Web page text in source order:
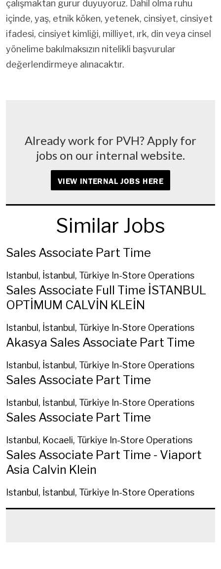
çalışmaktan gurur duyuyoruz. Dahil olma ruhu
içinde, yaş, etnik köken, yetenek, cinsiyet, cinsiyet
ifadesi, cinsiyet kimliği, milliyet, ırk, din veya cinsel
yönelime bakılmaksızın nitelikli başvurular
değerlendirmeye alınacaktır.
Already work for PVH? Apply for
jobs on our internal website.
VIEW INTERNAL JOBS HERE
Similar Jobs
Sales Associate Part Time
Istanbul, İstanbul, Türkiye In-Store Operations
Sales Associate Full Time İSTANBUL
OPTİMUM CALVİN KLEİN
Istanbul, İstanbul, Türkiye In-Store Operations
Akasya Sales Associate Part Time
Istanbul, İstanbul, Türkiye In-Store Operations
Sales Associate Part Time
Istanbul, İstanbul, Türkiye In-Store Operations
Sales Associate Part Time
Istanbul, Kocaeli, Türkiye In-Store Operations
Sales Associate Part Time - Viaport
Asia Calvin Klein
Istanbul, İstanbul, Türkiye In-Store Operations